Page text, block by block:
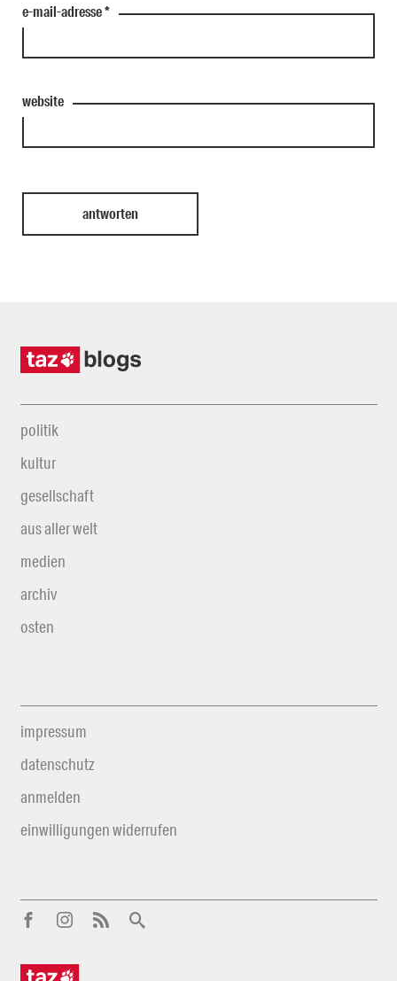
e-mail-adresse*
website
politik
kultur
gesellschaft
aus aller welt
medien
archiv
osten
impressum
datenschutz
anmelden
einwilligungen widerrufen